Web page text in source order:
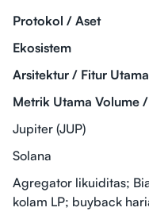
Protokol / Aset
Ekosistem
Arsitektur / Fitur Utama
Metrik Utama Volume
Jupiter (JUP)
Solana
Agregator likuiditas;
kolam LP; buyback